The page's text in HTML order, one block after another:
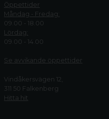
Öppettider
Måndag - Fredag:
09.00 - 18.00
Lördag:
09.00 - 14.00
Se avvikande öppettider
Vindåkersvägen 12,
311 50 Falkenberg
Hitta hit